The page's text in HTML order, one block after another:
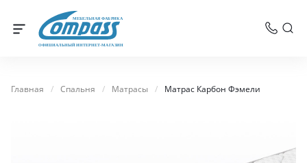
МЕБЕЛЬНАЯ ФАБРИКА
ОФИЦИАЛЬНЫЙ ИНТЕРНЕТ-МАГАЗИН
Главная / Спальня / Матрасы / Матрас Карбон Фэмели